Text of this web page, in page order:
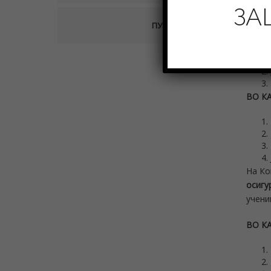
ПУБЛИКАЦИИ
ВО
На
ВО